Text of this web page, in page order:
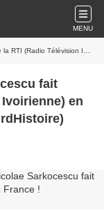
MENU
! (#ProcèsGbagbo #DevoirdHistoire)
fait
en